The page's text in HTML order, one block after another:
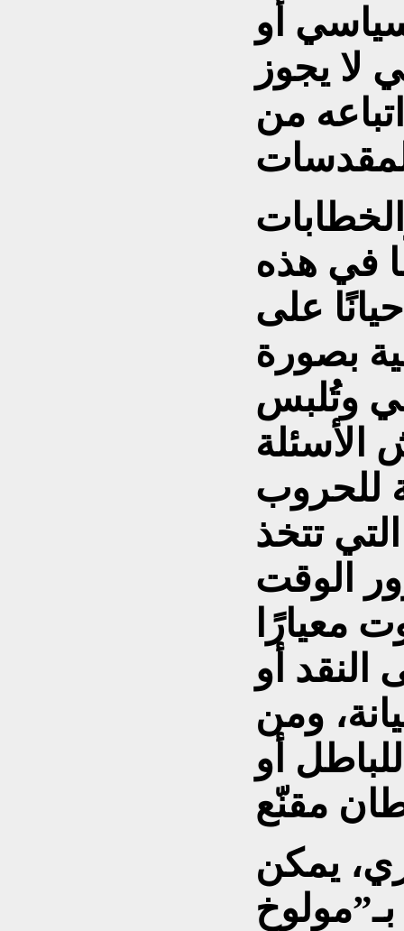
أو
لا يجوز
من
في هذه
على
بصورة
وتُلبس
الأسئلة
للحروب
تتخذ
الوقت
معيارًا
النقد أو
ومن
أو
يمكن